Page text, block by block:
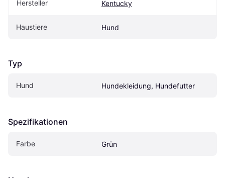
Hersteller Kentucky
Haustiere Hund
Typ
Hund Hundekleidung, Hundefutter
Spezifikationen
Farbe Grün